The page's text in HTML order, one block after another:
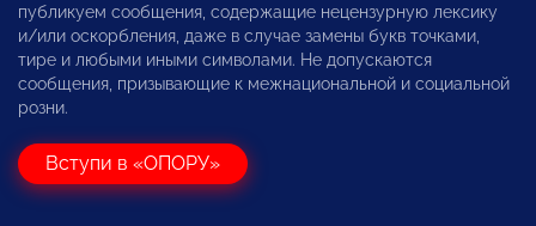
публикуем сообщения, содержащие нецензурную лексику
и/или оскорбления, даже в случае замены букв точками,
тире и любыми иными символами. Не допускаются
сообщения, призывающие к межнациональной и социальной
розни.
Вступи в «ОПОРУ»